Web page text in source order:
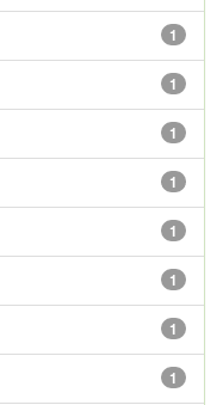
1
1
1
1
1
1
1
1